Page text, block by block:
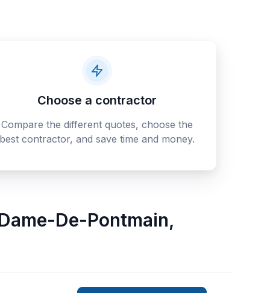
Choose a contractor
Compare the different quotes, choose the
best contractor, and save time and money.
De-Pontmain,